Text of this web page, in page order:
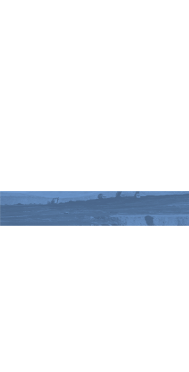
Οικοδομικά έργα